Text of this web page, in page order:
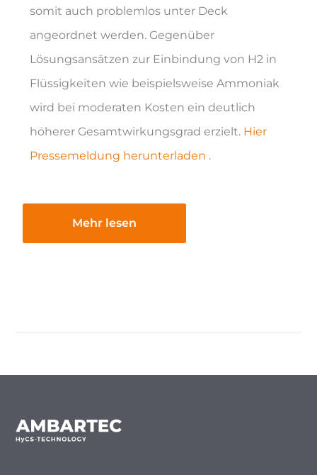
somit auch problemlos unter Deck
angeordnet werden. Gegenüber
Lösungsansätzen zur Einbindung von H2 in
Flüssigkeiten wie beispielsweise Ammoniak
wird bei moderaten Kosten ein deutlich
höherer Gesamtwirkungsgrad erzielt. Hier
Pressemeldung herunterladen .
Mehr lesen